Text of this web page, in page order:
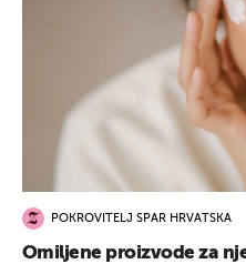
POKROVITELJ SPAR HRVATSKA
Omiljene proizvode za
UKLJUČITE